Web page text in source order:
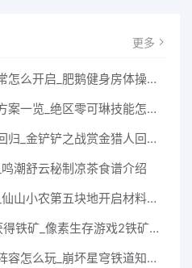
更多
肥鹅健身房体操队训练日常怎么开启_肥鹅健身房体操队训练日常一览
《绝区零》可琳技能加点方案一览_绝区零可琳技能怎么加点
金铲铲之战赏金什么时候回归_金铲铲之战赏金猎人回归时间介绍
潮舒云秘制凉茶食谱介绍
仙山小农第五块地怎么开_仙山小农第五块地开启材料获取条件一览
像素生存游戏2如何快速获得铁矿_像素生存游戏2铁矿获得方法介绍
崩坏星穹铁道知更鸟停云阵容怎么玩_崩坏星穹铁道知更鸟停云阵容玩法介绍